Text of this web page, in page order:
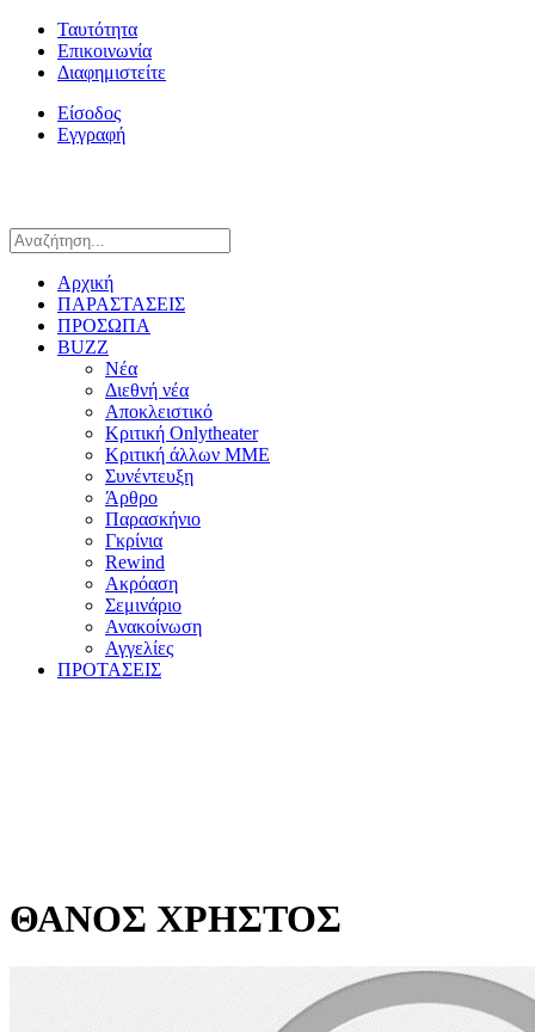
Ταυτότητα
Επικοινωνία
Διαφημιστείτε
Είσοδος
Εγγραφή
Αρχική
ΠΑΡΑΣΤΑΣΕΙΣ
ΠΡΟΣΩΠΑ
BUZZ
Νέα
Διεθνή νέα
Αποκλειστικό
Κριτική Onlytheater
Κριτική άλλων ΜΜΕ
Συνέντευξη
Άρθρο
Παρασκήνιο
Γκρίνια
Rewind
Ακρόαση
Σεμινάριο
Ανακοίνωση
Αγγελίες
ΠΡΟΤΑΣΕΙΣ
ΘΑΝΟΣ ΧΡΗΣΤΟΣ